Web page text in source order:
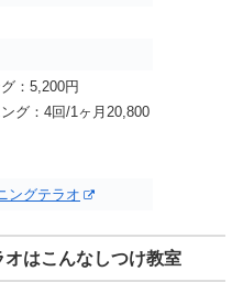
：5,200円
グ：4回/1ヶ月20,800
ングテラオ
はこんなしつけ教室